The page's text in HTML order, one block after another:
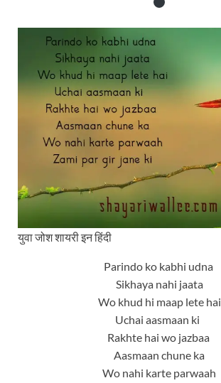
युवा जोश शायरी इन हिंदी
Parindo ko kabhi udna
Sikhaya nahi jaata
Wo khud hi maap lete hai
Uchai aasmaan ki
Rakhte hai wo jazbaa
Aasmaan chune ka
Wo nahi karte parwaah